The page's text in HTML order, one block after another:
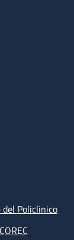
Policlinico